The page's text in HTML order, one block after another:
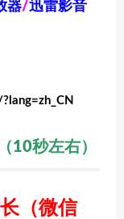
器/迅雷影音
10秒左右）
（微信